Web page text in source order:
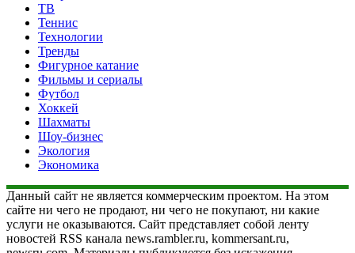
ТВ
Теннис
Технологии
Тренды
Фигурное катание
Фильмы и сериалы
Футбол
Хоккей
Шахматы
Шоу-бизнес
Экология
Экономика
Данный сайт не является коммерческим проектом. На этом
сайте ни чего не продают, ни чего не покупают, ни какие
услуги не оказываются. Сайт представляет собой ленту
новостей RSS канала news.rambler.ru, kommersant.ru,